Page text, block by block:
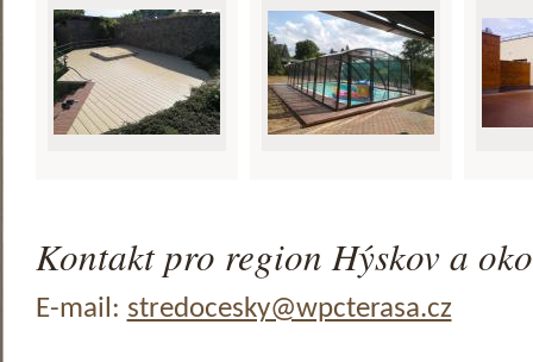
Kontakt pro region Hýskov a
E-mail: stredocesky@wpcterasa.cz